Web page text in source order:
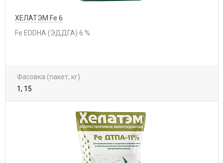
ХЕЛАТЭМ Fe 6
Fe EDDHA (ЭДДГА) 6 %
Фасовка (пакет, кг)
1, 15